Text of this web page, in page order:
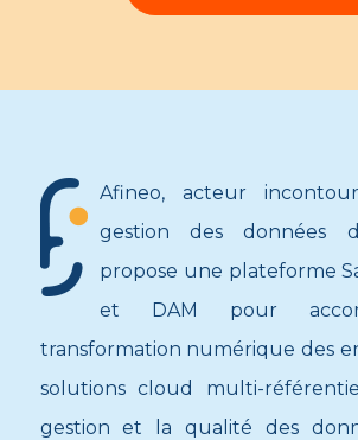
Afineo, acteur
gestion des données
propose une plateforme
et DAM pour
transformation numérique des
solutions cloud multi-
gestion et la qualité des